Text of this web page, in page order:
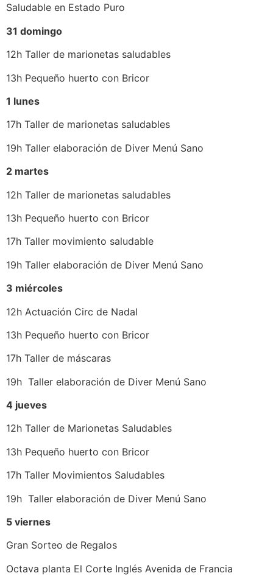
Saludable en Estado Puro
31 domingo
12h Taller de marionetas saludables
13h Pequeño huerto con Bricor
1 lunes
17h Taller de marionetas saludables
19h Taller elaboración de Diver Menú Sano
2 martes
12h Taller de marionetas saludables
13h Pequeño huerto con Bricor
17h Taller movimiento saludable
19h Taller elaboración de Diver Menú Sano
3 miércoles
12h Actuación Circ de Nadal
13h Pequeño huerto con Bricor
17h Taller de máscaras
19h Taller elaboración de Diver Menú Sano
4 jueves
12h Taller de Marionetas Saludables
13h Pequeño huerto con Bricor
17h Taller Movimientos Saludables
19h Taller elaboración de Diver Menú Sano
5 viernes
Gran Sorteo de Regalos
Octava planta El Corte Inglés Avenida de Francia